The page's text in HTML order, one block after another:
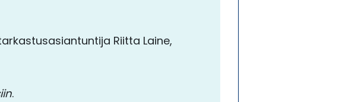
Riitta Laine,
.